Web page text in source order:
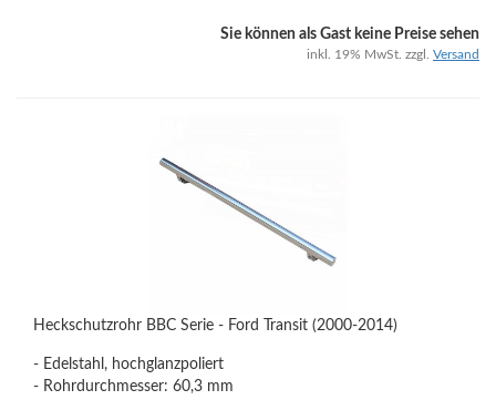
Sie können als Gast keine Preise sehen
inkl. 19% MwSt. zzgl. Versand
Heckschutzrohr BBC Serie - Ford Transit (2000-2014)
- Edelstahl, hochglanzpoliert
- Rohrdurchmesser: 60,3 mm